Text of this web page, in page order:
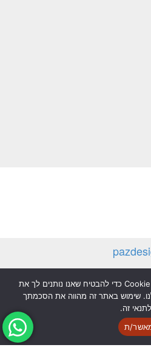
משרדי
כתובת: יצחק רבין 35, קרית אונו 55510 (למשלוח
משרדי בע"מ
לידיעתך אנו משתמשים בקובצי Cookie כדי להבטיח שאנו נותנים לך את
שימוש באתר זה מהווה את הסכמתך
לתנאי זה.
ת